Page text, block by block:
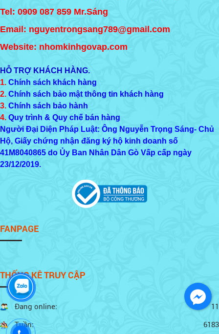
Tel: 0909 087 859 Mr.Sáng
Email: nguyentrongsang789@gmail.com
Website: nhomkinhgovap.com
HỖ TRỢ KHÁCH HÀNG.
1. Chính sách khách hàng
2. Chính sách bảo mật thông tin khách hàng
3. Chính sách bảo hành
4. Quy trình & Quy chế bán hàng
Người Đại Diện Pháp Luật: Ông Nguyễn Trọng Sáng- Chủ
Hộ, Giấy chứng nhận đăng ký hộ kinh doanh số
41M8040865 do Ủy Ban Nhân Dân Gò Vấp cấp ngày
23/12/2019.
FANPAGE
THỐNG KÊ TRUY CẬP
Đang online:
11
Tuần:
6183